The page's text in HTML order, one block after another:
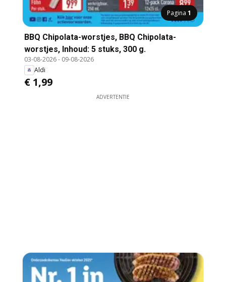
Pagina 1
BBQ Chipolata-worstjes, BBQ Chipolata-
worstjes, Inhoud: 5 stuks, 300 g.
03-08-2026- 09-08-2026
Aldi
€ 1,99
ADVERTENTIE